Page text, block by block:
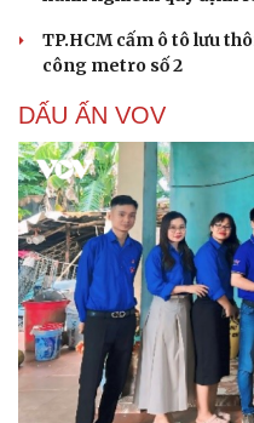
TP.HCM cấm ô tô lưu
công metro số 2
DẤU ẤN VOV